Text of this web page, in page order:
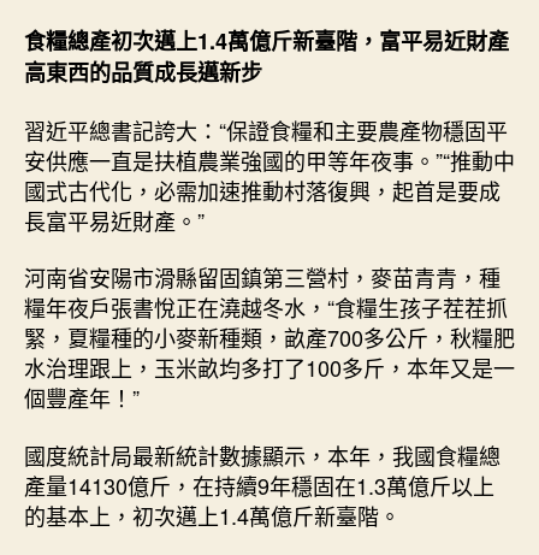
食糧總產初次邁上1.4萬億斤新臺階，富平易近財產
高東西的品質成長邁新步
習近平總書記誇大：“保證食糧和主要農產物穩固平
安供應一直是扶植農業強國的甲等年夜事。”“推動中
國式古代化，必需加速推動村落復興，起首是要成
長富平易近財產。”
河南省安陽市滑縣留固鎮第三營村，麥苗青青，種
糧年夜戶張書悅正在澆越冬水，“食糧生孩子茬茬抓
緊，夏糧種的小麥新種類，畝產700多公斤，秋糧肥
水治理跟上，玉米畝均多打了100多斤，本年又是一
個豐產年！”
國度統計局最新統計數據顯示，本年，我國食糧總
產量14130億斤，在持續9年穩固在1.3萬億斤以上
的基本上，初次邁上1.4萬億斤新臺階。